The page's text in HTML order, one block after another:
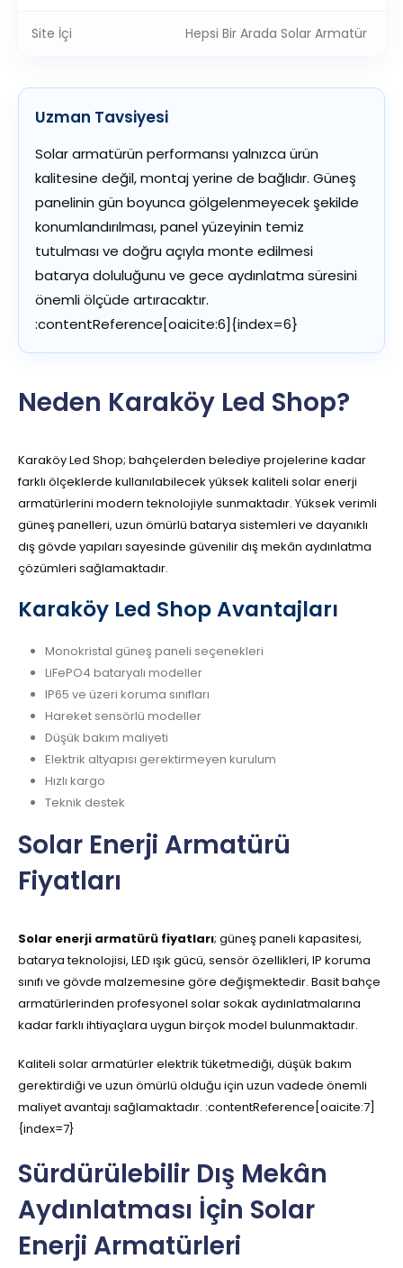
Site İçi Hepsi Bir Arada Solar Armatür
Uzman Tavsiyesi
Solar armatürün performansı yalnızca ürün
kalitesine değil, montaj yerine de bağlıdır. Güneş
panelinin gün boyunca gölgelenmeyecek şekilde
konumlandırılması, panel yüzeyinin temiz
tutulması ve doğru açıyla monte edilmesi
batarya doluluğunu ve gece aydınlatma süresini
önemli ölçüde artıracaktır.
:contentReference[oaicite:6]{index=6}
Neden Karaköy Led Shop?
Karaköy Led Shop; bahçelerden belediye projelerine kadar
farklı ölçeklerde kullanılabilecek yüksek kaliteli solar enerji
armatürlerini modern teknolojiyle sunmaktadır. Yüksek verimli
güneş panelleri, uzun ömürlü batarya sistemleri ve dayanıklı
dış gövde yapıları sayesinde güvenilir dış mekân aydınlatma
çözümleri sağlamaktadır.
Karaköy Led Shop Avantajları
Monokristal güneş paneli seçenekleri
LiFePO4 bataryalı modeller
IP65 ve üzeri koruma sınıfları
Hareket sensörlü modeller
Düşük bakım maliyeti
Elektrik altyapısı gerektirmeyen kurulum
Hızlı kargo
Teknik destek
Solar Enerji Armatürü
Fiyatları
Solar enerji armatürü fiyatları; güneş paneli kapasitesi,
batarya teknolojisi, LED ışık gücü, sensör özellikleri, IP koruma
sınıfı ve gövde malzemesine göre değişmektedir. Basit bahçe
armatürlerinden profesyonel solar sokak aydınlatmalarına
kadar farklı ihtiyaçlara uygun birçok model bulunmaktadır.
Kaliteli solar armatürler elektrik tüketmediği, düşük bakım
gerektirdiği ve uzun ömürlü olduğu için uzun vadede önemli
maliyet avantajı sağlamaktadır. :contentReference[oaicite:7]
{index=7}
Sürdürülebilir Dış Mekân
Aydınlatması İçin Solar
Enerji Armatürleri